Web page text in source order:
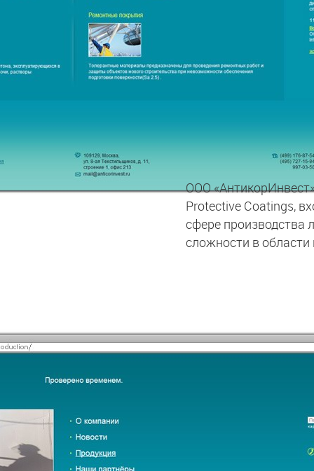
ООО
Protective Coatings,
сфере производства
сложности в